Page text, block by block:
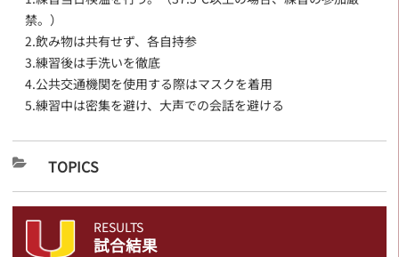
禁。）
2.飲み物は共有せず、各自持参
3.練習後は手洗いを徹底
4.公共交通機関を使用する際はマスクを着用
5.練習中は密集を避け、大声での会話を避ける
TOPICS
RESULTS
試合結果